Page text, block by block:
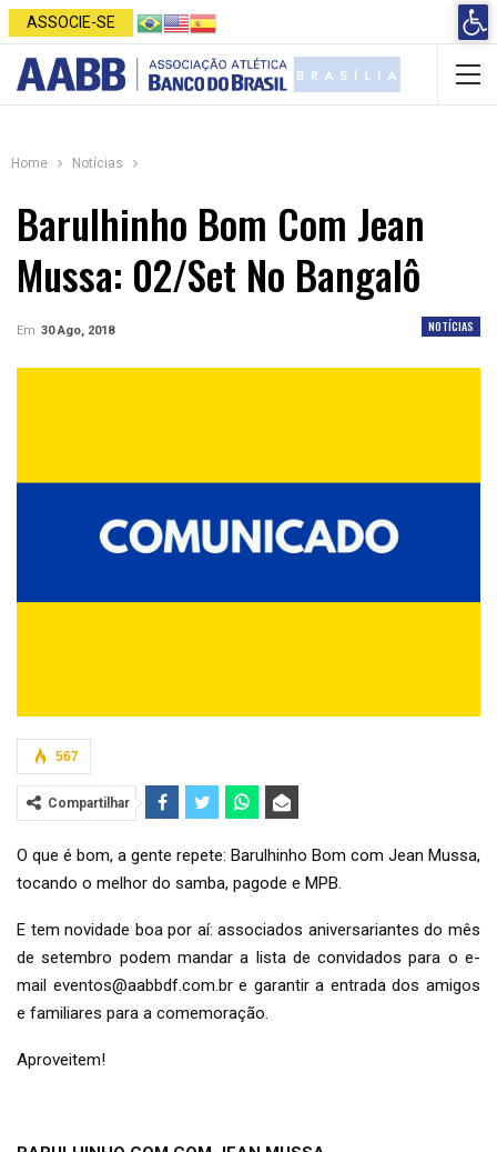
ASSOCIE-SE
Home Notícias
Barulhinho Bom Com Jean
Mussa: 02/set No Bangalô
NOTÍCIAS
Em 30 Ago, 2018
567
Compartilhar
O que é bom, a gente repete: Barulhinho Bom com Jean Mussa,
tocando o melhor do samba, pagode e MPB.
E tem novidade boa por aí: associados aniversariantes do mês
de setembro podem mandar a lista de convidados para o e-
mail eventos@aabbdf.com.br e garantir a entrada dos amigos
e familiares para a comemoração.
Aproveitem!